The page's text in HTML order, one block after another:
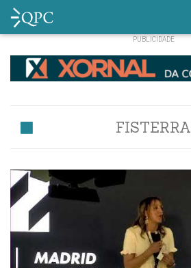
FISTERRA